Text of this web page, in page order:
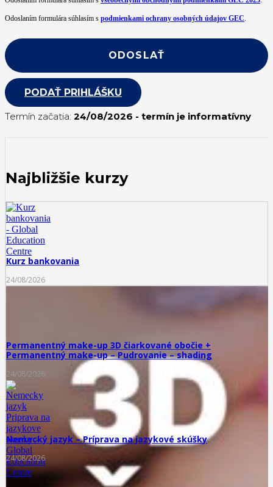
Odoslaním formulára súhlasím s podmienkami ochrany osobných údajov GEC.
PODAŤ PRIHLÁŠKU
Termín začatia: 24/08/2026 - termín je informatívny
Najbližšie kurzy
Kurz bankovania
24/08/2026
Permanentný make-up 3D čiarkované obočie +
Permanentný make-up – Pudrovanie – shading
24/08/2026
Nemecký jazyk – Príprava na jazykové skúšky
24/08/2026